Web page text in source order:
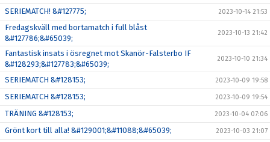
SERIEMATCH! &#127775; 2023-10-14 21:53
Fredagskväll med bortamatch i full blåst
&#127786;&#65039;
2023-10-13 21:42
Fantastisk insats i ösregnet mot Skanör-Falsterbo IF
&#128293;&#127783;&#65039;
2023-10-10 21:34
SERIEMATCH &#128153; 2023-10-09 19:58
SERIEMATCH &#128153; 2023-10-09 19:54
TRÄNING &#128153; 2023-10-04 07:06
Grönt kort till alla! &#129001;&#11088;&#65039; 2023-10-03 21:07